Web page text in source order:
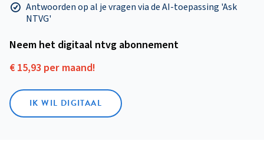
Antwoorden op al je vragen via de AI-toepassing 'Ask
NTVG'
Neem het digitaal ntvg abonnement
€ 15,93 per maand!
IK WIL DIGITAAL